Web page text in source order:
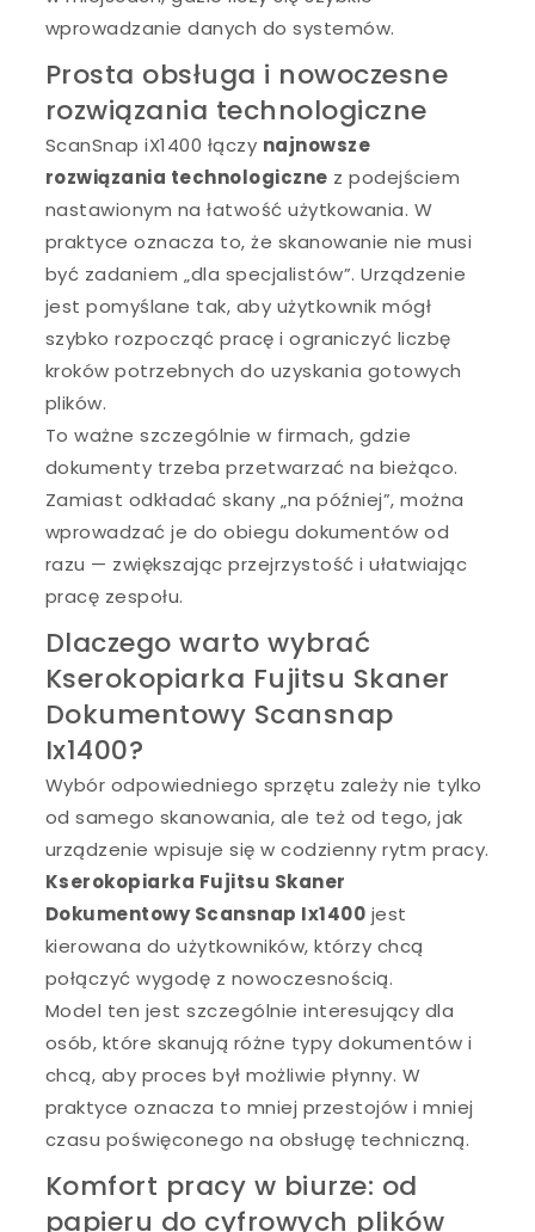
wprowadzanie danych do systemów.
Prosta obsługa i nowoczesne
rozwiązania technologiczne
ScanSnap iX1400 łączy najnowsze
rozwiązania technologiczne z podejściem
nastawionym na łatwość użytkowania. W
praktyce oznacza to, że skanowanie nie musi
być zadaniem „dla specjalistów”. Urządzenie
jest pomyślane tak, aby użytkownik mógł
szybko rozpocząć pracę i ograniczyć liczbę
kroków potrzebnych do uzyskania gotowych
plików.
To ważne szczególnie w firmach, gdzie
dokumenty trzeba przetwarzać na bieżąco.
Zamiast odkładać skany „na później”, można
wprowadzać je do obiegu dokumentów od
razu — zwiększając przejrzystość i ułatwiając
pracę zespołu.
Dlaczego warto wybrać
Kserokopiarka Fujitsu Skaner
Dokumentowy Scansnap
Ix1400?
Wybór odpowiedniego sprzętu zależy nie tylko
od samego skanowania, ale też od tego, jak
urządzenie wpisuje się w codzienny rytm pracy.
Kserokopiarka Fujitsu Skaner
Dokumentowy Scansnap Ix1400 jest
kierowana do użytkowników, którzy chcą
połączyć wygodę z nowoczesnością.
Model ten jest szczególnie interesujący dla
osób, które skanują różne typy dokumentów i
chcą, aby proces był możliwie płynny. W
praktyce oznacza to mniej przestojów i mniej
czasu poświęconego na obsługę techniczną.
Komfort pracy w biurze: od
papieru do cyfrowych plików